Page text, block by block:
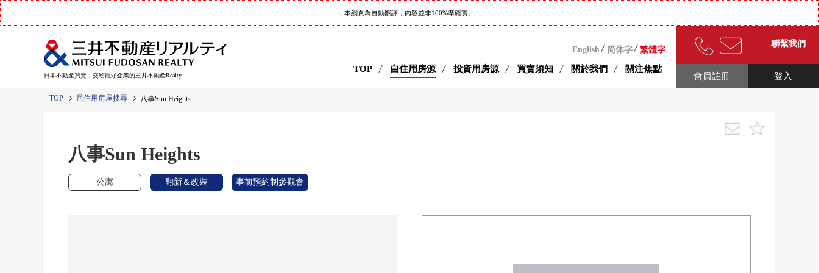
本網頁為自動翻譯，內容並非100%準確實。
日本不動產買賣，交給龍頭企業的三井不動產Realty
English 简体字 繁體字
TOP 自住用房源 投資用房源 買賣須知 關於我們 關注焦點
聯繫我們
登入
會員註冊
TOP 居住用房屋搜尋 八事Sun Heights
八事Sun Heights
公寓 翻新＆改裝 事前預約制參觀會